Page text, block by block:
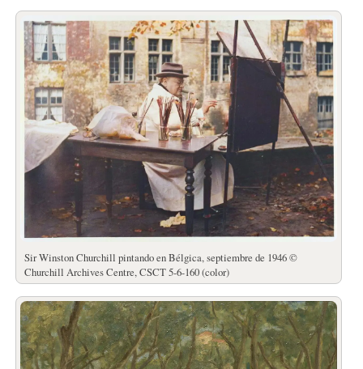
Sir Winston Churchill pintando en Bélgica, septiembre de 1946 ©
Churchill Archives Centre, CSCT 5-6-160 (color)